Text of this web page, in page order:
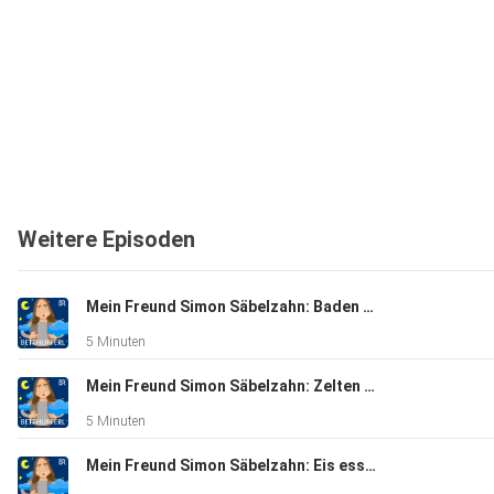
Weitere Episoden
Mein Freund Simon Säbelzahn: Baden gehen | Eine Gute-Nacht-Geschichte ab 5 Jahren
5 Minuten
Mein Freund Simon Säbelzahn: Zelten gehen | Eine Gute-Nacht-Geschichte ab 5 Jahren
5 Minuten
Mein Freund Simon Säbelzahn: Eis essen | Eine Gute-Nacht-Geschichte ab 5 Jahren